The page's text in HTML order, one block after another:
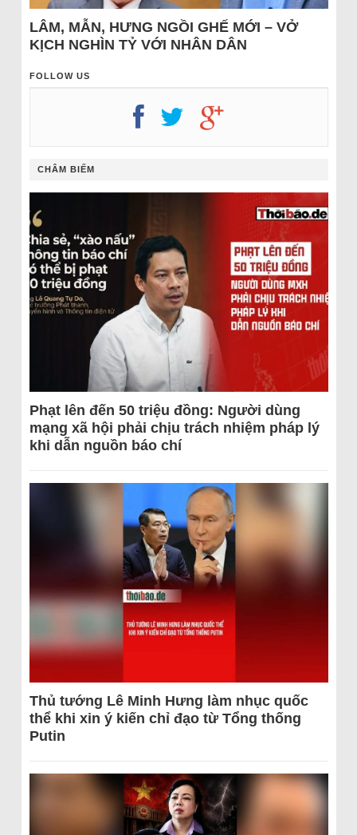
LÂM, MẪN, HƯNG NGỒI GHẾ MỚI – VỞ
KỊCH NGHÌN TỶ VỚI NHÂN DÂN
FOLLOW US
CHÂM BIẾM
Phạt lên đến 50 triệu đồng: Người dùng
mạng xã hội phải chịu trách nhiệm pháp lý
khi dẫn nguồn báo chí
Thủ tướng Lê Minh Hưng làm nhục quốc
thể khi xin ý kiến chỉ đạo từ Tổng thống
Putin